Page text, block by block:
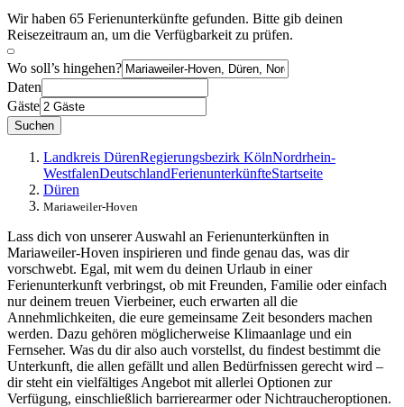
Wir haben 65 Ferienunterkünfte gefunden. Bitte gib deinen
Reisezeitraum an, um die Verfügbarkeit zu prüfen.
Wo soll’s hingehen?
Daten
Gäste
Suchen
Landkreis DürenRegierungsbezirk KölnNordrhein-
WestfalenDeutschlandFerienunterkünfteStartseite
Düren
Mariaweiler-Hoven
Lass dich von unserer Auswahl an Ferienunterkünften in
Mariaweiler-Hoven inspirieren und finde genau das, was dir
vorschwebt. Egal, mit wem du deinen Urlaub in einer
Ferienunterkunft verbringst, ob mit Freunden, Familie oder einfach
nur deinem treuen Vierbeiner, euch erwarten all die
Annehmlichkeiten, die eure gemeinsame Zeit besonders machen
werden. Dazu gehören möglicherweise Klimaanlage und ein
Fernseher. Was du dir also auch vorstellst, du findest bestimmt die
Unterkunft, die allen gefällt und allen Bedürfnissen gerecht wird –
dir steht ein vielfältiges Angebot mit allerlei Optionen zur
Verfügung, einschließlich barrierearmer oder Nichtraucheroptionen.